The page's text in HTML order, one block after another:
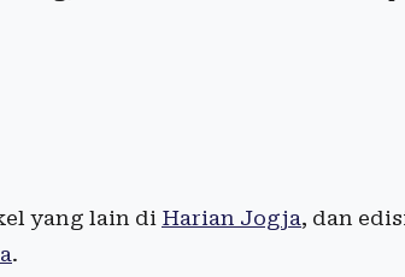
yang lain di Harian Jogja, dan
.